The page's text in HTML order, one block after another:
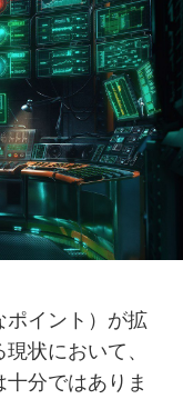
ポイント）が拡
状において、
分ではありま